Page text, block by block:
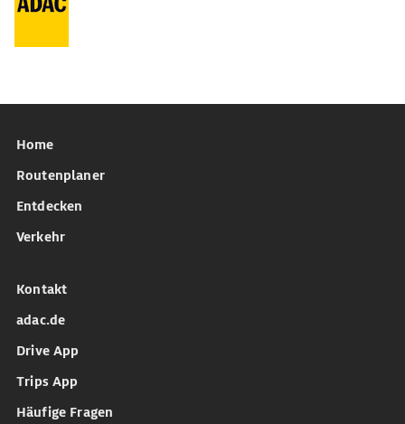
Home
Routenplaner
Entdecken
Verkehr
Kontakt
adac.de
Drive App
Trips App
Häufige Fragen